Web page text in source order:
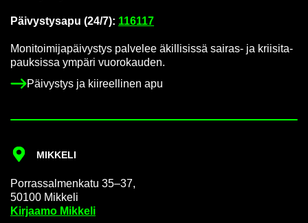
Päi­vys­tys­a­pu (24/7): 116117
Mo­ni­toi­mi­ja­päi­vys­tys pal­ve­lee äkil­li­sis­sä sairas-​ ja krii­si­ta­
pauk­sis­sa ym­pä­ri vuo­ro­kau­den.
Päi­vys­tys ja kii­reel­li­nen apu
MIK­KE­LI
Por­ras­sal­men­ka­tu 35–37,
50100 Mik­ke­li
Kir­jaa­mo Mik­ke­li